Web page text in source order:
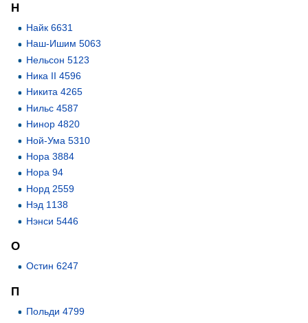
Н
Найк 6631
Наш-Ишим 5063
Нельсон 5123
Ника II 4596
Никита 4265
Нильс 4587
Нинор 4820
Ной-Ума 5310
Нора 3884
Нора 94
Норд 2559
Нэд 1138
Нэнси 5446
О
Остин 6247
П
Польди 4799